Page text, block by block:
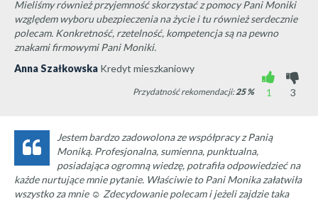
Mieliśmy również przyjemność skorzystać z pomocy Pani Moniki
względem wyboru ubezpieczenia na życie i tu również serdecznie
polecam. Konkretność, rzetelność, kompetencja są na pewno
znakami firmowymi Pani Moniki.
Anna Szałkowska Kredyt mieszkaniowy
1
3
Przydatność rekomendacji:25%
Jestem bardzo zadowolona ze współpracy z Panią
Moniką. Profesjonalna, sumienna, punktualna,
posiadająca ogromną wiedzę, potrafiła odpowiedzieć na
każde nurtujące mnie pytanie. Właściwie to Pani Monika załatwiła
wszystko za mnie ☺ Zdecydowanie polecam i jeżeli zajdzie taka